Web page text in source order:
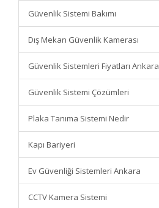
Güvenlik Sistemi Bakımı
Dış Mekan Güvenlik Kamerası
Güvenlik Sistemleri Fiyatları Ankara
Güvenlik Sistemi Çözümleri
Plaka Tanıma Sistemi Nedir
Kapı Bariyeri
Ev Güvenliği Sistemleri Ankara
CCTV Kamera Sistemi